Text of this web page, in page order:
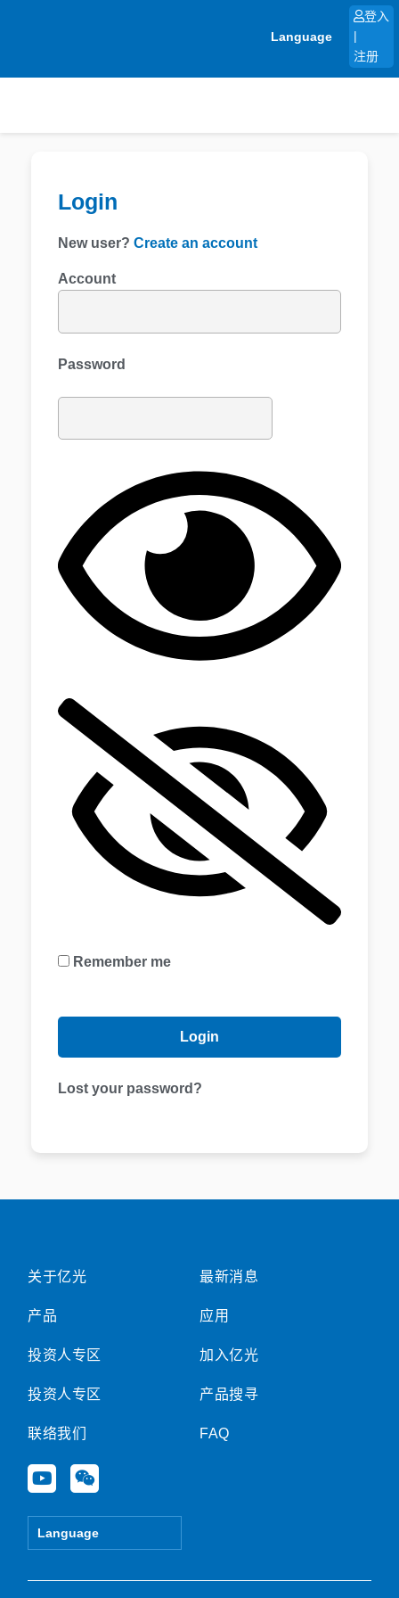
Language
登入
注册
Login
New user? Create an account
Account
Password
Remember me
Lost your password?
关于亿光
产品
投资人专区
投资人专区
联络我们
Y
o
u
e
W
e
i
Language
最新消息
应用
加入亿光
产品搜寻
FAQ